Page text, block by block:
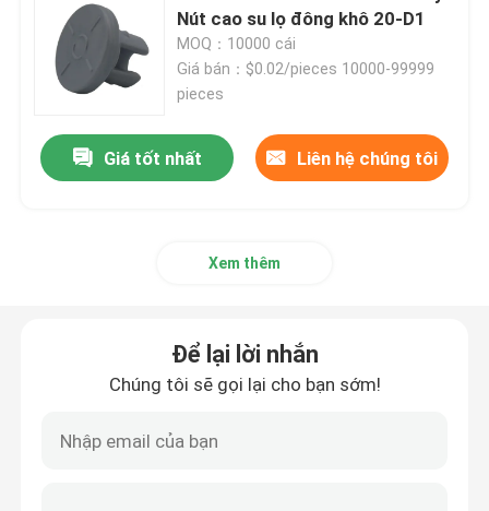
Phụ kiện ống tiêm
Bộ phận ống tiêm đã được sơ chế
Nút cao su lọ đông khô 20-D1
MOQ：10000 cái
Giá bán：$0.02/pieces 10000-99999
pieces
Giá tốt nhất Liên hệ chúng tôi
Xem thêm
Để lại lời nhắn
Chúng tôi sẽ gọi lại cho bạn sớm!